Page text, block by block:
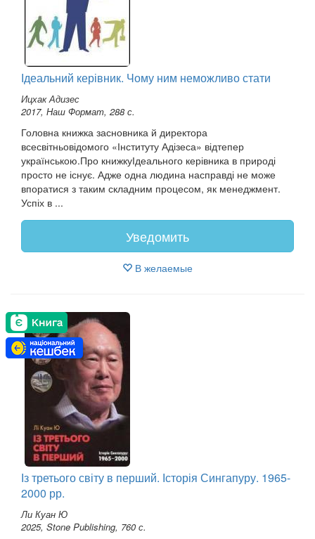
Ідеальний керівник. Чому ним неможливо стати
Ицхак Адизес
2017, Наш Формат, 288 с.
Головна книжка засновника й директора
всесвітньовідомого «Інституту Адізеса» відтепер
українською.Про книжкуІдеального керівника в природі
просто не існує. Адже одна людина насправді не може
впоратися з таким складним процесом, як менеджмент.
Успіх в ...
Уведомить
В желаемые
Із третього світу в перший. Історія Сингапуру. 1965-
2000 рр.
Ли Куан Ю
2025, Stone Publishing, 760 с.